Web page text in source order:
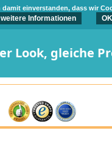
einverstanden, dass wir
weitere Informationen OK
Look, gleiche